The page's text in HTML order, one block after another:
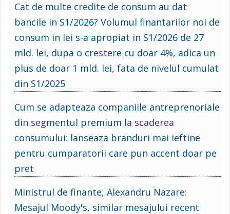
Cat de multe credite de consum au dat
bancile in S1/2026? Volumul finantarilor noi de
consum in lei s-a apropiat in S1/2026 de 27
mld. lei, dupa o crestere cu doar 4%, adica un
plus de doar 1 mld. lei, fata de nivelul cumulat
din S1/2025
Cum se adapteaza companiile antreprenoriale
din segmentul premium la scaderea
consumului: lanseaza branduri mai ieftine
pentru cumparatorii care pun accent doar pe
pret
Ministrul de finante, Alexandru Nazare:
Mesajul Moody's, similar mesajului recent